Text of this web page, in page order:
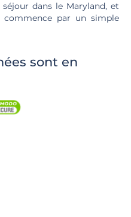
dans le Maryland, et
commence par un simple
sont en